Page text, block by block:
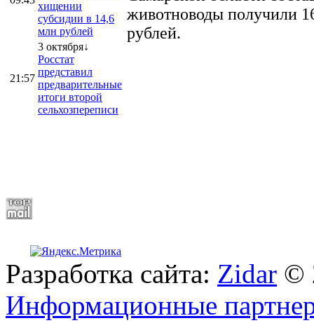
хищении
субсидии в 14,6
млн рублей
21:57
3 октября↓
Росстат
представил
предварительные
итоги второй
сельхозпереписи
животноводы получили
рублей.
Разработка сайта: Zidar ©
Информационные